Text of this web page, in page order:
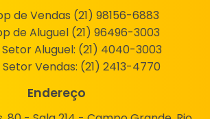
de Vendas (21) 98156-6883
de Aluguel (21) 96496-3003
Aluguel: (21) 4040-3003
Vendas: (21) 2413-4770
Endereço